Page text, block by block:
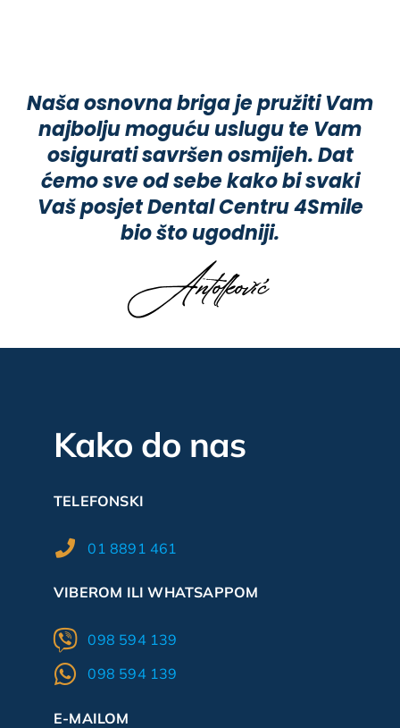
Naša osnovna briga je pružiti Vam
najbolju moguću uslugu te Vam
osigurati savršen osmijeh. Dat
ćemo sve od sebe kako bi svaki
Vaš posjet Dental Centru 4Smile
bio što ugodniji.
Kako do nas
TELEFONSKI
01 8891 461
VIBEROM ILI WHATSAPPOM
098 594 139
098 594 139
E-MAILOM